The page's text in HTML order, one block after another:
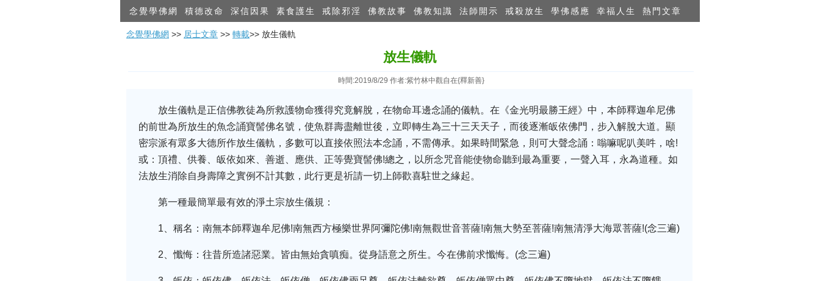
念覺學佛網 積德改命 深信因果 素食護生 戒除邪淫 佛教故事 佛教知識 法師開示 戒殺放生 學佛感應 幸福人生 熱門文章
念覺學佛網 >> 居士文章 >> 轉載>> 放生儀軌
放生儀軌
時間:2019/8/29 作者:紫竹林中觀自在{釋新善}
放生儀軌是正信佛教徒為所救護物命獲得究竟解脫，在物命耳邊念誦的儀軌。在《金光明最勝王經》中，本師釋迦牟尼佛
的前世為所放生的魚念誦寶髻佛名號，使魚群壽盡離世後，立即轉生為三十三天天子，而後逐漸皈依佛門，步入解脫大道。顯
密宗派有眾多大德所作放生儀軌，多數可以直接依照法本念誦，不需傳承。如果時間緊急，則可大聲念誦：嗡嘛呢叭美吽，啥!
或：頂禮、供養、皈依如來、善逝、應供、正等覺寶髻佛!總之，以所念咒音能使物命聽到最為重要，一聲入耳，永為道種。如
法放生消除自身壽障之實例不計其數，此行更是祈請一切上師歡喜駐世之緣起。
第一種最簡單最有效的淨土宗放生儀規：
1、稱名：南無本師釋迦牟尼佛!南無西方極樂世界阿彌陀佛!南無觀世音菩薩!南無大勢至菩薩!南無清淨大海眾菩薩!(念三遍)
2、懺悔：往昔所造諸惡業。皆由無始貪嗔痴。從身語意之所生。今在佛前求懺悔。(念三遍)